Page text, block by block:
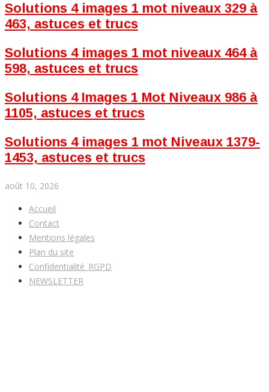
Solutions 4 images 1 mot niveaux 329 à
463, astuces et trucs
Solutions 4 images 1 mot niveaux 464 à
598, astuces et trucs
Solutions 4 Images 1 Mot Niveaux 986 à
1105, astuces et trucs
Solutions 4 images 1 mot Niveaux 1379-
1453, astuces et trucs
août 10, 2026
Accueil
Contact
Mentions légales
Plan du site
Confidentialité_RGPD
NEWSLETTER